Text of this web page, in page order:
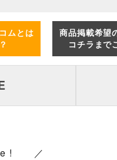
ムとは
商品掲載希望
コチラまで